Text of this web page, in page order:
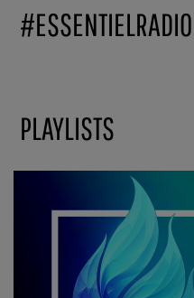
#ESSENTIELRADIO
PLAYLISTS